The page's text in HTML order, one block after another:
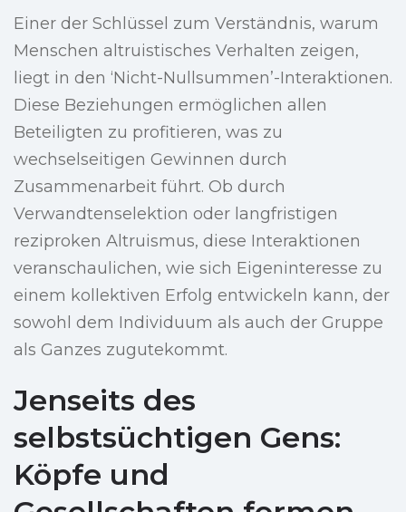
Einer der Schlüssel zum Verständnis, warum
Menschen altruistisches Verhalten zeigen,
liegt in den ‘Nicht-Nullsummen’-Interaktionen.
Diese Beziehungen ermöglichen allen
Beteiligten zu profitieren, was zu
wechselseitigen Gewinnen durch
Zusammenarbeit führt. Ob durch
Verwandtenselektion oder langfristigen
reziproken Altruismus, diese Interaktionen
veranschaulichen, wie sich Eigeninteresse zu
einem kollektiven Erfolg entwickeln kann, der
sowohl dem Individuum als auch der Gruppe
als Ganzes zugutekommt.
Jenseits des
selbstsüchtigen Gens:
Köpfe und